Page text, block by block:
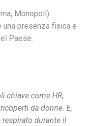
Monopoli)
presenza fisica e
Paese.
chiave come HR,
da donne. E,
durante il